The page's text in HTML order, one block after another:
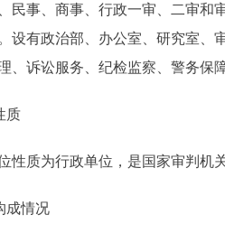
民事、商事、行政一审、二审和
设有政治部、办公室、研究室、
、诉讼服务、纪检监察、警务保
质
质为行政单位，是国家审判机
情况